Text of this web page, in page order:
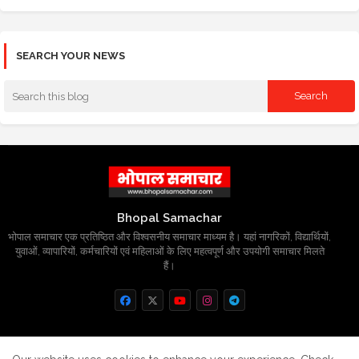
SEARCH YOUR NEWS
Bhopal Samachar
भोपाल समाचार एक प्रतिष्ठित और विश्वसनीय समाचार माध्यम है। यहां नागरिकों, विद्यार्थियों,
युवाओं, व्यापारियों, कर्मचारियों एवं महिलाओं के लिए महत्वपूर्ण और उपयोगी समाचार मिलते
हैं।